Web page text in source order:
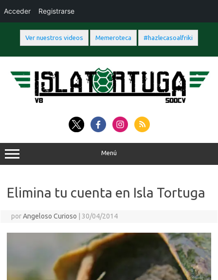
Ver nuestros videos Memeroteca #hazlecasoalfriki
contenido
Menú
Elimina tu cuenta en Isla Tortuga
porAngeloso Curioso 30/04/2014
Acceder Registrarse